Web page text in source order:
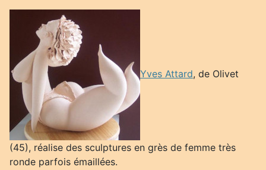
Yves Attard, de Olivet
(45), réalise des sculptures en grès de femme très
ronde parfois émaillées.